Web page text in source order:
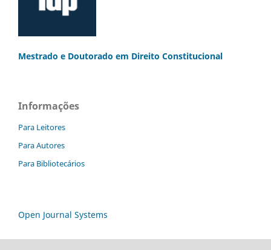
Mestrado e Doutorado em Direito Constitucional
Informações
Para Leitores
Para Autores
Para Bibliotecários
Open Journal Systems